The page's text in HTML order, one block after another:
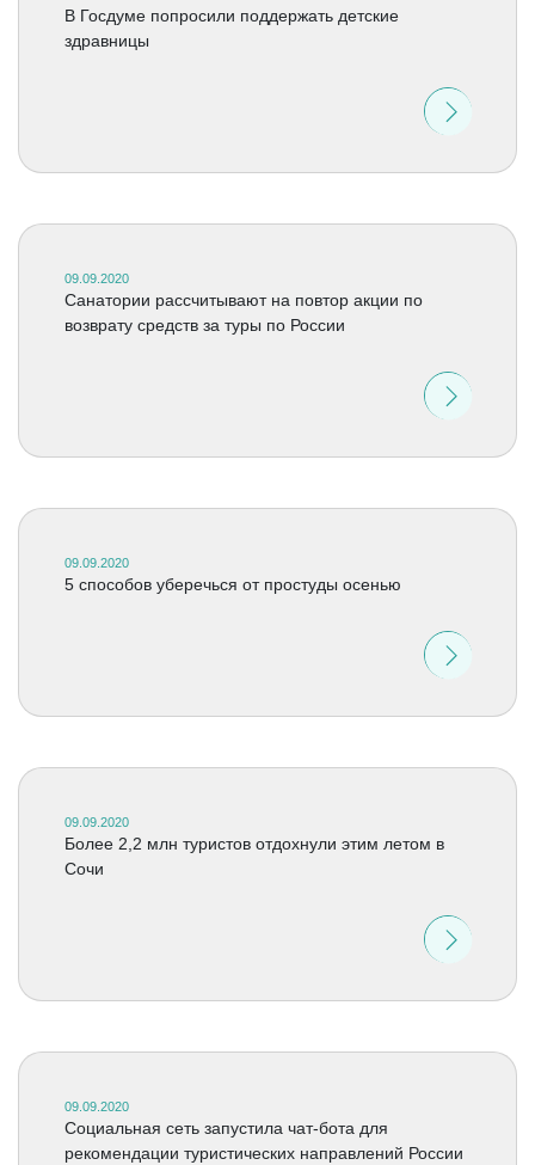
В Госдуме попросили поддержать детские
здравницы
09.09.2020
Санатории рассчитывают на повтор акции по
возврату средств за туры по России
09.09.2020
5 способов уберечься от простуды осенью
09.09.2020
Более 2,2 млн туристов отдохнули этим летом в
Сочи
09.09.2020
Социальная сеть запустила чат-бота для
рекомендации туристических направлений России